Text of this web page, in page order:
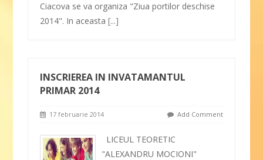
Ciacova se va organiza "Ziua portilor deschise
2014". In aceasta[...]
INSCRIEREA IN INVATAMANTUL
PRIMAR 2014
17 februarie 2014 Add Comment
LICEUL TEORETIC
"ALEXANDRU MOCIONI"